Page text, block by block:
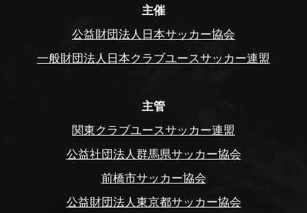
主催
公益財団法人日本サッカー協会
一般財団法人日本クラブユースサッカー連盟
主管
関東クラブユースサッカー連盟
公益社団法人群馬県サッカー協会
前橋市サッカー協会
公益財団法人東京都サッカー協会